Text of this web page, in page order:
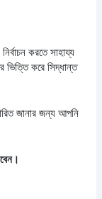
করতে সাহায্য
ভিত্তি করে সিদ্ধান্ত
জানার জন্য আপনি